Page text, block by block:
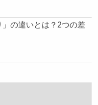
」の違いとは？2つの差